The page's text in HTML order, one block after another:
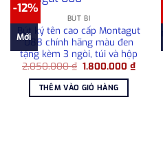
-12%
Mới
BÚT BI
Bút ký tên cao cấp Montagut
088 chính hãng màu đen
tặng kèm 3 ngòi, túi và hộp
2.050.000₫ Giá
là:
2.050.000 ₫.
1.800.000₫Giá
hiện
THÊM VÀO GIỎ HÀNG